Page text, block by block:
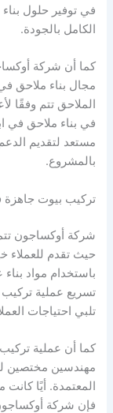
في توفير حلول بناء
الكامل بالجودة.
كما أن شركة
مجال بناء ملاحق
الملاحق تتم وفقًا
في بناء ملاحق في
مستعد لتقديم
بالمشروع.
تركيب بيوت
شركة أوكساجون
حيث تقدم للعملاء
باستخدام مواد
تسريع عملية
تلبي احتياجات
كما أن عملية
مهندسين مختصين
المعتمدة. أيًا
فإن شركة